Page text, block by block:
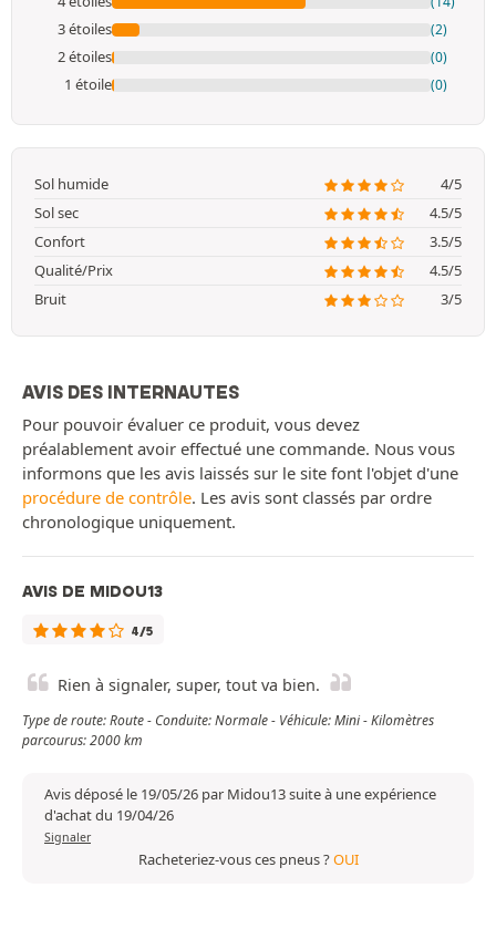
3 étoiles (2)
2 étoiles (0)
1 étoile (0)
Sol humide
4/5
Sol sec
4.5/5
Confort
3.5/5
Qualité/Prix
4.5/5
Bruit
3/5
AVIS DES INTERNAUTES
Pour pouvoir évaluer ce produit, vous devez
préalablement avoir effectué une commande. Nous vous
informons que les avis laissés sur le site font l'objet d'une
procédure de contrôle. Les avis sont classés par ordre
chronologique uniquement.
AVIS DE MIDOU13
4/5
Rien à signaler, super, tout va bien.
Type de route: Route - Conduite: Normale - Véhicule: Mini - Kilomètres
parcourus: 2000 km
Avis déposé le 19/05/26 par Midou13 suite à une expérience
d'achat du 19/04/26
Signaler
Racheteriez-vous ces pneus ?OUI